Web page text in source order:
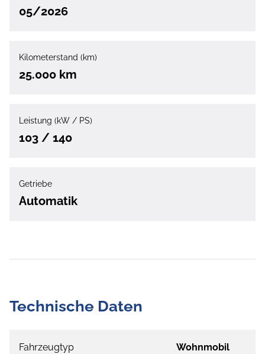
05/2026
Kilometerstand (km)
25.000 km
Leistung (kW / PS)
103 / 140
Getriebe
Automatik
Technische Daten
Fahrzeugtyp Wohnmobil